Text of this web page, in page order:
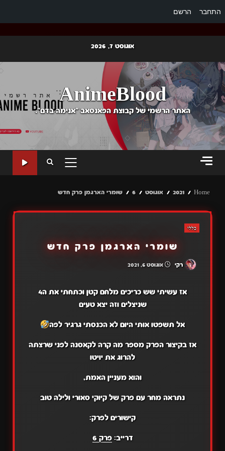
התחבר הרשם
content
אוגוסט 7, 2026
AnimeBlood
האתר הרשמי של קבוצת הפאנסאב "אנימה בדם".
PRIMARY
Home
2021 אוגוסט 6 שומרי הארגמן פרק חדש
כללי
שומרי הארגמן פרק חדש
רקי אוגוסט 6, 2021
אז עשיתי שש כריכים מלחם קטן וכתחתי את ה4
שניצלים וזה יצא טעים
אל תשפטו אותי היום לא הכנסתי גרגיר לפה
אז בקיצור הפרק מספר מה קרה לקאסנה לפני שרצתה
להרוג את יויטו
והוא מעניין האמת,
נתראה מחר עם פרק של קיוקי סאורי ולילה טוב
קישורים לפרק:
דרייב:פרק 6